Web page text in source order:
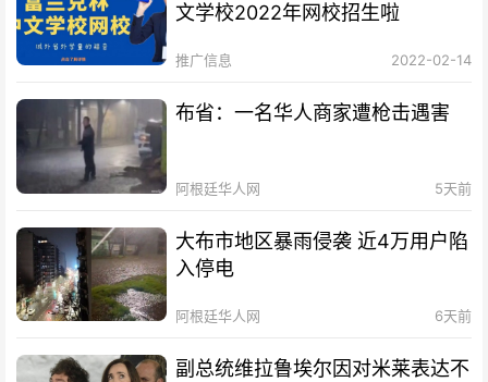
文学校2022年网校招生啦
推广信息 2022-02-14
布省：一名华人商家遭枪击遇害
阿根廷华人网 5天前
大布市地区暴雨侵袭 近4万用户陷
入停电
阿根廷华人网 6天前
副总统维拉鲁埃尔因对米莱表达不